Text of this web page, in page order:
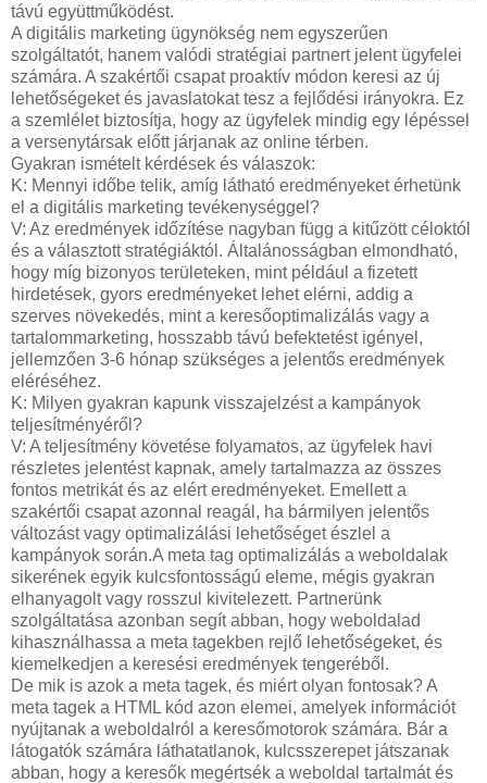
távú együttműködést.
A digitális marketing ügynökség nem egyszerűen
szolgáltatót, hanem valódi stratégiai partnert jelent ügyfelei
számára. A szakértői csapat proaktív módon keresi az új
lehetőségeket és javaslatokat tesz a fejlődési irányokra. Ez
a szemlélet biztosítja, hogy az ügyfelek mindig egy lépéssel
a versenytársak előtt járjanak az online térben.
Gyakran ismételt kérdések és válaszok:
K: Mennyi időbe telik, amíg látható eredményeket érhetünk
el a digitális marketing tevékenységgel?
V: Az eredmények időzítése nagyban függ a kitűzött céloktól
és a választott stratégiáktól. Általánosságban elmondható,
hogy míg bizonyos területeken, mint például a fizetett
hirdetések, gyors eredményeket lehet elérni, addig a
szerves növekedés, mint a keresőoptimalizálás vagy a
tartalommarketing, hosszabb távú befektetést igényel,
jellemzően 3-6 hónap szükséges a jelentős eredmények
eléréséhez.
K: Milyen gyakran kapunk visszajelzést a kampányok
teljesítményéről?
V: A teljesítmény követése folyamatos, az ügyfelek havi
részletes jelentést kapnak, amely tartalmazza az összes
fontos metrikát és az elért eredményeket. Emellett a
szakértői csapat azonnal reagál, ha bármilyen jelentős
változást vagy optimalizálási lehetőséget észlel a
kampányok során.A meta tag optimalizálás a weboldalak
sikerének egyik kulcsfontosságú eleme, mégis gyakran
elhanyagolt vagy rosszul kivitelezett. Partnerünk
szolgáltatása azonban segít abban, hogy weboldalad
kihasználhassa a meta tagekben rejlő lehetőségeket, és
kiemelkedjen a keresési eredmények tengeréből.
De mik is azok a meta tagek, és miért olyan fontosak? A
meta tagek a HTML kód azon elemei, amelyek információt
nyújtanak a weboldalról a keresőmotorok számára. Bár a
látogatók számára láthatatlanok, kulcsszerepet játszanak
abban, hogy a keresők megértsék a weboldal tartalmát és